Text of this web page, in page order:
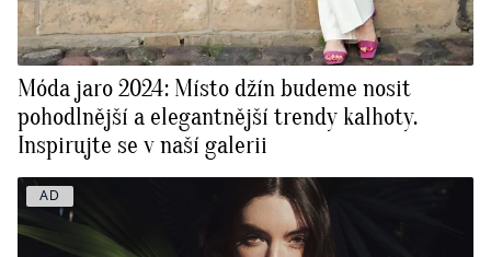
Móda jaro 2024: Místo džín budeme nosit
pohodlnější a elegantnější trendy kalhoty.
Inspirujte se v naší galerii
AD